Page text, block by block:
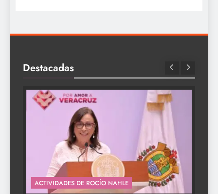
Destacadas
ACTIVIDADES DE ROCÍO NAHLE